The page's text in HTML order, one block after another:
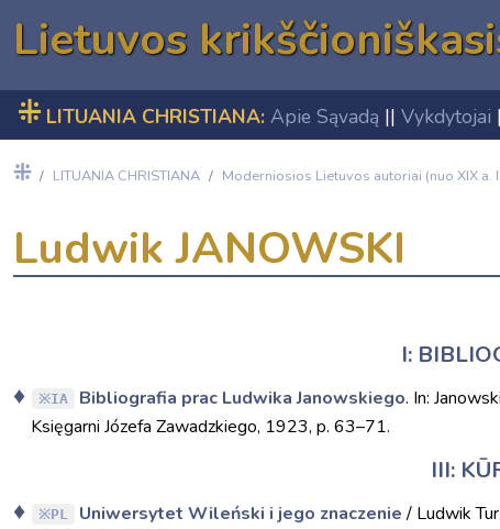
Lietuvos
⁜ LITUANIA CHRISTIANA: Apie Sąvadą || Vykdytojai
⁜ LITUANIA CHRISTIANA Moderniosios Lietuvos autoriai (nuo XIX a.
Ludwik JANOWSKI
I:
IA Bibliografia prac Ludwika Janowskiego. In:
Księgarni Józefa Zawadzkiego, 1923, p. 63–71.
III:
PL Uniwersytet Wileński i jego znaczenie/ Ludwik